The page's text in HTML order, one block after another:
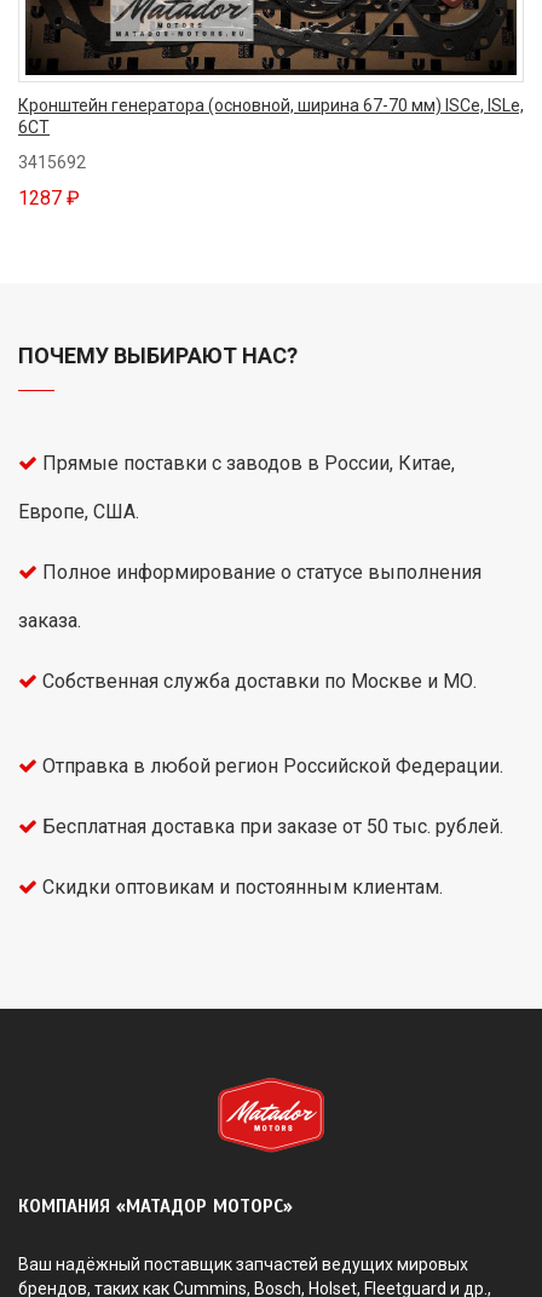
Кронштейн генератора (основной, ширина 67-70 мм) ISCe, ISLe,
6CT
3415692
1287 ₽
ПОЧЕМУ ВЫБИРАЮТ НАС?
Прямые поставки с заводов в России, Китае,
Европе, США.
Полное информирование о статусе выполнения
заказа.
Собственная служба доставки по Москве и МО.
Отправка в любой регион Российской Федерации.
Бесплатная доставка при заказе от 50 тыс. рублей.
Скидки оптовикам и постоянным клиентам.
КОМПАНИЯ «МАТАДОР МОТОРС»
Ваш надёжный поставщик запчастей ведущих мировых
брендов, таких как Cummins, Bosch, Holset, Fleetguard и др.,